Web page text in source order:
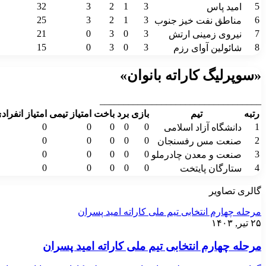
5 امید پاس 3
1
2
3
32
6
مناطق نفت خیز جنوب 3
1
2
3
25
7
نیروی زمینی ارتش 3
0
3
0
21
8
شائولین آوای رزم 3
0
3
0
15
«سوپرلیگ کاراته بانوان»
رتبه
تیم بازی برد باخت امتیاز تیمی امتیاز
1
دانشگاه آزاد اسلامی 0
0
0
0
0
2
صنعت مس رفسنجان 0
0
0
0
0
3
صنعت و معدن چادرملو 0
0
0
0
0
4
ستارگان پایتخت 0
0
0
0
0
گالری تصاویر
مرحله چهارم انتخابی تیم ملی کاراته امید پسران
۲۵ تیر, ۱۴۰۳
مرحله چهارم انتخابی تیم ملی کاراته امید پسران